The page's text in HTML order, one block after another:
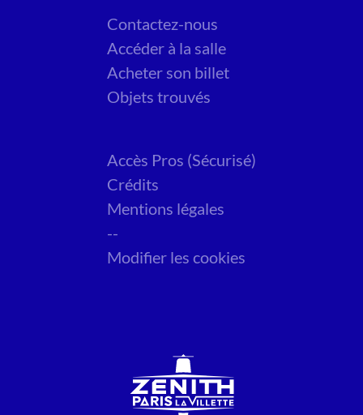
Contactez-nous
Accéder à la salle
Acheter son billet
Objets trouvés
Accès Pros (Sécurisé)
Crédits
Mentions légales
--
Modifier les cookies